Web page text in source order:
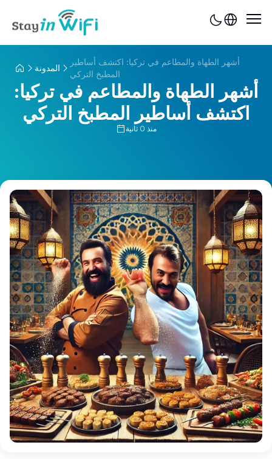
المدونة
أشهر الطهاة والمطاعم في تركيا: اكتشف أساطير
المطبخ التركي
أشهر الطهاة والمطاعم في تركيا:
اكتشف أساطير المطبخ التركي
منذ 0 ثانية